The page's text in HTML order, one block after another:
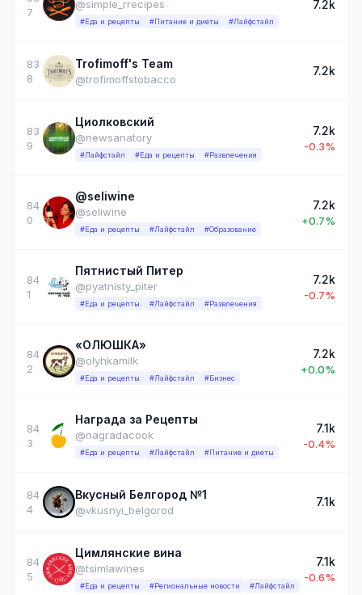
7
@simple_rrecipes
#Еда и рецепты #Питание и диеты #Лайфстайл
7.2k
83
8
Trofimoff's Team
@trofimoffstobacco
7.2k
83
9
Циолковский
@newsanatory
#Лайфстайл #Еда и рецепты #Развлечения
7.2k
-0.3%
84
0
@seliwine
@seliwine
#Еда и рецепты #Лайфстайл #Образование
7.2k
+0.7%
84
1
Пятнистый Питер
@pyatnisty_piter
#Еда и рецепты #Лайфстайл #Развлечения
7.2k
-0.7%
84
2
«ОЛЮШКА»
@olyhkamilk
#Еда и рецепты #Лайфстайл #Бизнес
7.2k
+0.0%
84
3
Награда за Рецепты
@nagradacook
#Еда и рецепты #Лайфстайл #Питание и диеты
7.1k
-0.4%
84
4
Вкусный Белгород №1
@vkusnyi_belgorod
7.1k
84
5
Цимлянские вина
@tsimlawines
#Еда и рецепты #Региональные новости #Лайфстайл
7.1k
-0.6%